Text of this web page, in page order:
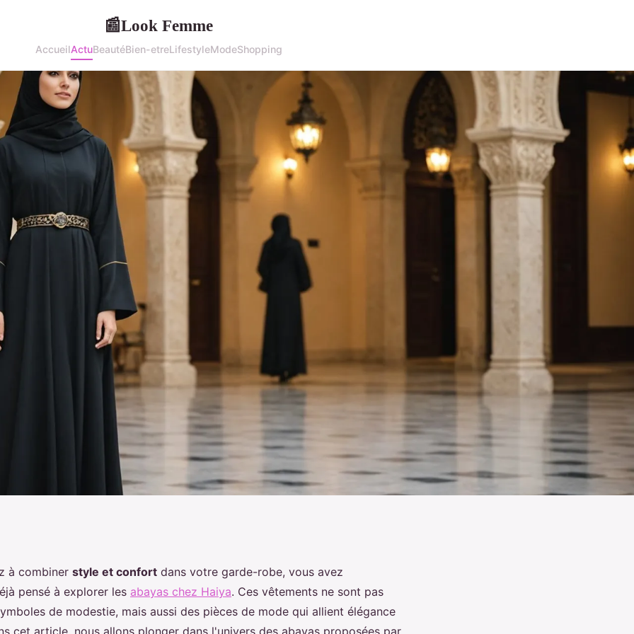
📰Look Femme
AccueilActuBeautéBien-etreLifestyleModeShopping
: style et confort
à combiner style et confort dans votre garde-robe, vous avez
pensé à explorer les abayas chez Haiya. Ces vêtements ne sont pas
de modestie, mais aussi des pièces de mode qui allient élégance
cet article, nous allons plonger dans l'univers des abayas proposées par